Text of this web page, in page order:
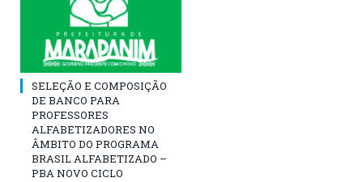
SELEÇÃO E COMPOSIÇÃO
DE BANCO PARA
PROFESSORES
ALFABETIZADORES NO
ÂMBITO DO PROGRAMA
BRASIL ALFABETIZADO –
PBA NOVO CICLO